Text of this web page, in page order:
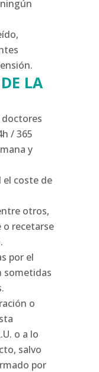
LA
doctores
/ 365
y
el coste de
otros,
o recetarse
por el
sometidas
o
o a lo
salvo
por